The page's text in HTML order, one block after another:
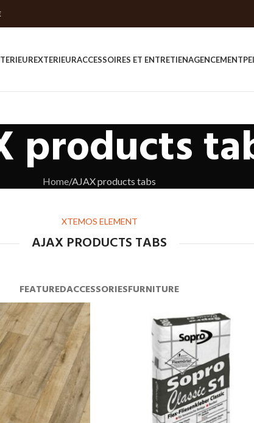
EXTERIEURACCESSOIRES ET ENTRETIENAGENCEMENT
products
Home AJAX products tabs
XTEMOS ELEMENT
AJAX PRODUCTS TABS
FEATUREDACCESSORIESFURNITURE